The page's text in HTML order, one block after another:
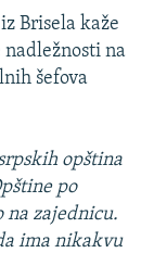
Brisela kaže
nadležnosti na
šefova
opština
po
na zajednicu.
ima nikakvu